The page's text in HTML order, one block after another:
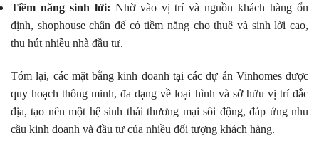
Tiềm năng sinh lời: Nhờ vào vị trí và nguồn khách hàng ổn
định, shophouse chân đế có tiềm năng cho thuê và sinh lời cao,
thu hút nhiều nhà đầu tư.
Tóm lại, các mặt bằng kinh doanh tại các dự án Vinhomes được
quy hoạch thông minh, đa dạng về loại hình và sở hữu vị trí đắc
địa, tạo nên một hệ sinh thái thương mại sôi động, đáp ứng nhu
cầu kinh doanh và đầu tư của nhiều đối tượng khách hàng.